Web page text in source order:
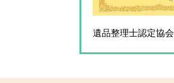
遺品整理士認定協会